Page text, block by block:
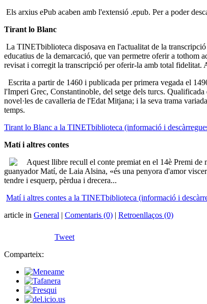
Els arxius ePub acaben amb l'extensió .epub. Per a poder
Tirant lo Blanc
La TINETbiblioteca disposava en l'actualitat de la
educatius de la demarcació, que van permetre oferir a tothom
revisat i corregit la transcripció per oferir-la amb total fidelitat.
Escrita a partir de 1460 i publicada per primera vegada el
l'Imperi Grec, Constantinoble, del setge dels turcs.
novel·les de cavalleria de l'Edat Mitjana; i la seva trama
temps.
Tirant lo Blanc a la TINETbiblioteca (informació i
Matí i altres contes
Aquest llibre recull el conte premiat en el 14è Premi
guanyador Matí, de Laia Alsina, «és una penyora d'amor
tendre i esquerp, pèrdua i drecera...
Matí i altres contes a la TINETbiblioteca (informació i
article in General | Comentaris (0) | Retroenllaços (0)
Tweet
Comparteix: